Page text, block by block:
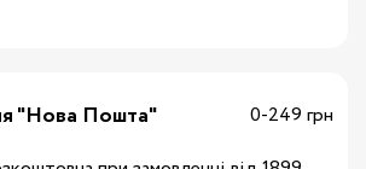
"Нова Пошта"
0-249 грн